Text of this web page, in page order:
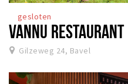
gesloten
VANNU RESTAURANT
Gilzeweg 24, Bavel